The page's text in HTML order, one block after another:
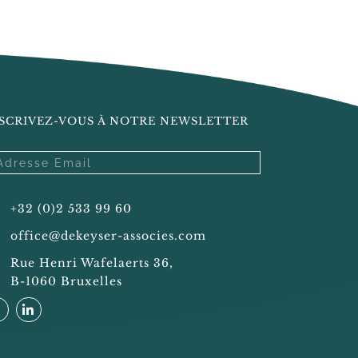
VOUS À NOTRE NEWSLETTER
+32 (0)2 533 99 60
office@dekeyser-associes.com
Rue Henri Wafelaerts 36,
B-1060 Bruxelles